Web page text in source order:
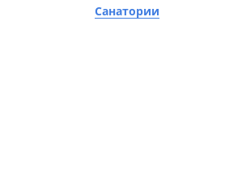
Санатории